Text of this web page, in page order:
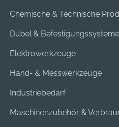
Chemische & Technische
Dübel & Befestigungssysteme
Elektrowerkzeuge
Hand- & Messwerkzeuge
Industriebedarf
Maschinenzubehör &